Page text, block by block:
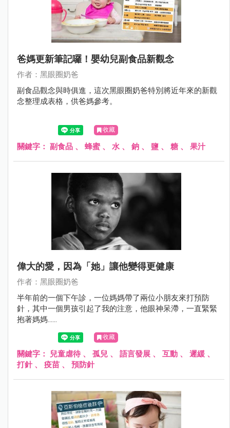
爸媽更新筆記囉！嬰幼兒副食品新觀念
作者：黑眼圈奶爸
副食品觀念與時俱進，這次黑眼圈奶爸特別將近年來的新觀
念整理成表格，供爸媽參考。
收藏
關鍵字： 副食品 、 蜂蜜、 水 、 鈉 、 鹽 、 糖 、 果汁
偉大的愛，因為「她」讓他變得更健康
作者：黑眼圈奶爸
半年前的一個下午診，一位媽媽帶了兩位小朋友來打預防
針，其中一個男孩引起了我的注意，他眼神呆滯，一直緊緊
抱著媽媽......
收藏
關鍵字： 兒童虐待 、 孤兒 、 語言發展 、 互動 、 遲緩 、
打針 、 疫苗 、 預防針